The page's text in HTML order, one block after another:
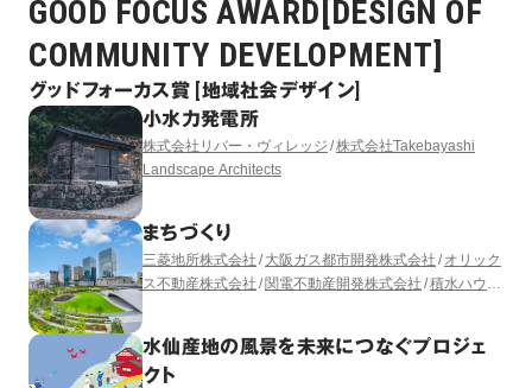
GOOD FOCUS AWARD[DESIGN OF
COMMUNITY DEVELOPMENT]
グッドフォーカス賞 [地域社会デザイン]
小水力発電所
株式会社リバー・ヴィレッジ 株式会社Takebayashi
Landscape Architects
まちづくり
三菱地所株式会社 大阪ガス都市開発株式会社
オリック
ス不動産株式会社 関電不動産開発株式会社 積水ハウス
（出資者：大林組） 株式会社日建設計 株式会社三菱地
所設計
水仙産地の風景を未来につなぐプロジェ
クト